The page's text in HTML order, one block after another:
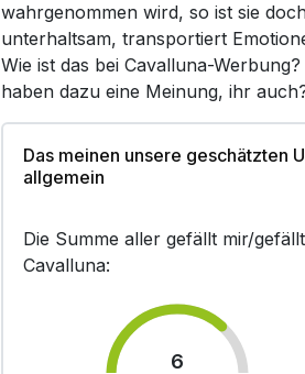
wahrgenommen wird, so ist sie
unterhaltsam, transportiert
Wie ist das bei Cavalluna-
haben dazu eine Meinung, ihr
Das meinen unsere geschätzten
allgemein
Die Summe aller gefällt mir/
Cavalluna:
6